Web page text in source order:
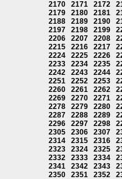
2170
2171 2172
2179
2180 2181
2188
2189 2190
2197
2198 2199
2206
2207 2208
2215
2216 2217
2224
2225 2226
2233
2234 2235
2242
2243 2244
2251
2252 2253
2260
2261 2262
2269
2270 2271
2278
2279 2280
2287
2288 2289
2296
2297 2298
2305
2306 2307
2314
2315 2316
2323
2324 2325
2332
2333 2334
2341
2342 2343
2350
2351 2352